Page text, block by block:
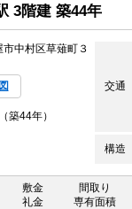
3階建 築44年
中村区草薙町３
交通
築44年）
構造
敷金
礼金
間取り
専有面積